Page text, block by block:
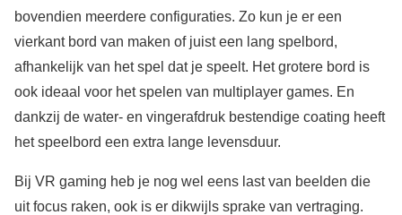
bovendien meerdere configuraties. Zo kun je er een
vierkant bord van maken of juist een lang spelbord,
afhankelijk van het spel dat je speelt. Het grotere bord is
ook ideaal voor het spelen van multiplayer games. En
dankzij de water- en vingerafdruk bestendige coating heeft
het speelbord een extra lange levensduur.
Bij VR gaming heb je nog wel eens last van beelden die
uit focus raken, ook is er dikwijls sprake van vertraging.